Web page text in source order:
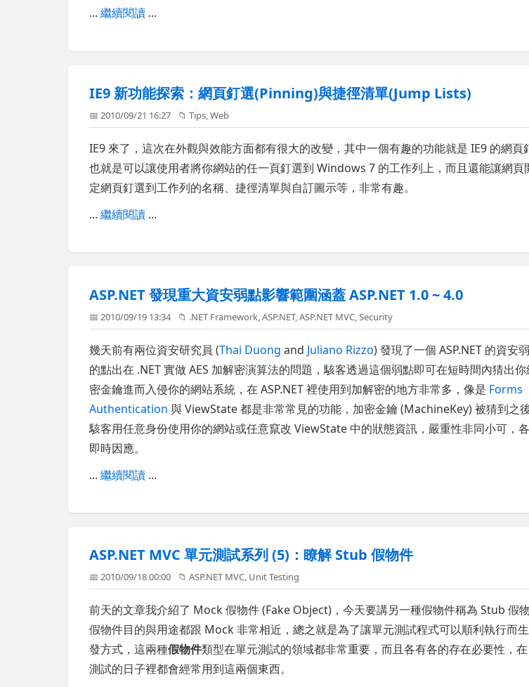
...繼續閱讀 ...
IE9 新功能探索：網頁釘選(Pinning)與捷徑清單(Jump Lists)
📅 2010/09/21 16:27 📁Tips,Web
IE9 來了，這次在外觀與效能方面都有很大的改變，其中一個有趣的功能就是 IE9 的網頁
也就是可以讓使用者將你網站的任一頁釘選到 Windows 7 的工作列上，而且還能讓網頁
定網頁釘選到工作列的名稱、捷徑清單與自訂圖示等，非常有趣。
...繼續閱讀 ...
ASP.NET 發現重大資安弱點影響範圍涵蓋 ASP.NET 1.0 ~ 4.0
📅 2010/09/19 13:34 📁 .NET Framework ,ASP.NET,ASP.NET MVC ,Security
幾天前有兩位資安研究員 (Thai Duong and Juliano Rizzo) 發現了一個 ASP.NET 的資安
的點出在 .NET 實做 AES 加解密演算法的問題，駭客透過這個弱點即可在短時間內猜出
密金鑰進而入侵你的網站系統，在 ASP.NET 裡使用到加解密的地方非常多，像是 Forms
Authentication 與 ViewState 都是非常常見的功能，加密金鑰 (MachineKey) 被猜到之
駭客用任意身份使用你的網站或任意竄改 ViewState 中的狀態資訊，嚴重性非同小可，
即時因應。
...繼續閱讀 ...
ASP.NET MVC 單元測試系列 (5)：瞭解 Stub 假物件
📅 2010/09/18 00:00 📁ASP.NET MVC, Unit Testing
前天的文章我介紹了 Mock 假物件 (Fake Object)，今天要講另一種假物件稱為 Stub 假
假物件目的與用途都跟 Mock 非常相近，總之就是為了讓單元測試程式可以順利執行而
發方式，這兩種假物件類型在單元測試的領域都非常重要，而且各有各的存在必要性，
測試的日子裡都會經常用到這兩個東西。